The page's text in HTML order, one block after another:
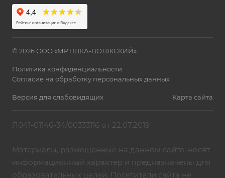
© 2026 ООО «МРТШКА-ВОЛЖСКИЙ»
Политика конфиденциальности
Согласие на обработку персональных данных
Версия для слабовидящих Карта сайта
Л041-01146-34/00333116 от 22.07.2019
Материалы, размещенные на данном сайте, носят
информационный характер и предназначены для
образовательных целей. Посетители сайта не